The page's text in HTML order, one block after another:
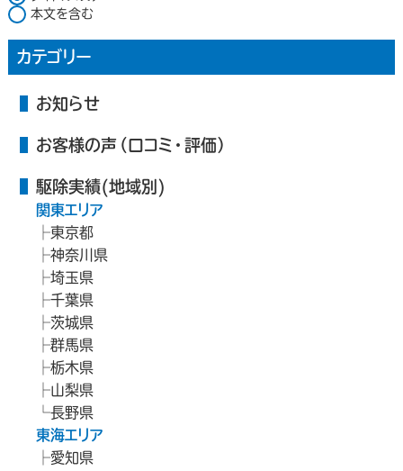
本文を含む
カテゴリー
お知らせ
お客様の声（口コミ・評価）
駆除実績(地域別)
関東エリア
東京都
神奈川県
埼玉県
千葉県
茨城県
群馬県
栃木県
山梨県
長野県
東海エリア
愛知県